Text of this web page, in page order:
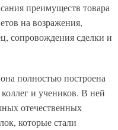
преимуществ товара
на возражения,
сопровождения сделки и
полностью построена
и учеников. В ней
отечественных
которые стали